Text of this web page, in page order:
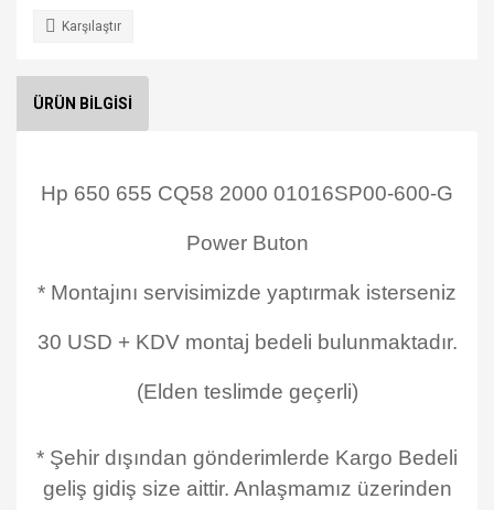
Karşılaştır
ÜRÜN BİLGİSİ
Hp 650 655 CQ58 2000 01016SP00-600-G
Power Buton
* Montajını servisimizde yaptırmak isterseniz
30 USD + KDV montaj bedeli bulunmaktadır.
(Elden teslimde geçerli)
* Şehir dışından gönderimlerde Kargo Bedeli
geliş gidiş size aittir. Anlaşmamız üzerinden